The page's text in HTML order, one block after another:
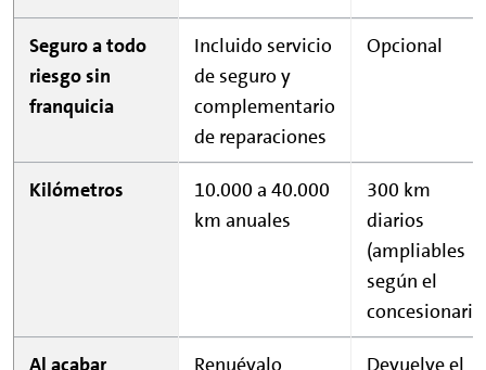
Seguro a todo
riesgo sin
franquicia
Incluido servicio
de seguro y
complementario
de reparaciones
Opcional
Kilómetros
10.000 a 40.000
km anuales
300 km
diarios
(ampliables
según el
Al acabar Renuévalo
Devuelve el